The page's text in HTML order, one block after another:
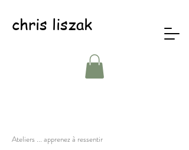
chris liszak
Ateliers ... apprenez à ressentir